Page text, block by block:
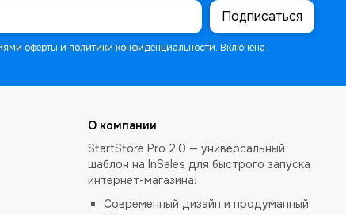
Подписаться
оферты и политики конфиденциальности. Включена
О компании
StartStore Pro 2.0 — универсальный
шаблон на InSales для быстрого запуска
интернет-магазина:
Современный дизайн и продуманный